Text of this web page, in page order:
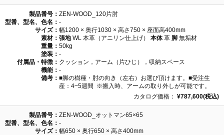
製品番号： ZEN-WOOD_120片肘
型番、型名、色名： -
サイズ： 幅1200 × 奥行1030 × 高さ750 × 座面高400mm
素材： 張地WL 本革（アニリン仕上げ） 本体革 脚 無垢材
重量： 50kg
塗装： -
付属品・特徴： クッション，アーム（片ひじ），収納スペース
機能： -
備考： ■脚の樹種・肘の向き（左右）お選び頂けます。■受注生
産：4~5週間 ※搬入時、アームの取り外しが可能です。
カタログ価格： ¥787,600(税込)
製品番号： ZEN-WOOD_オットマン65×65
型番、型名、色名： -
サイズ： 幅650 × 奥行650 × 高さ400mm